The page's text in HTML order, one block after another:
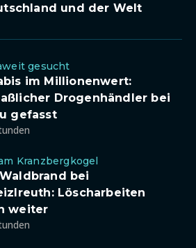
und der Welt
gesucht
im Millionenwert:
Drogenhändler bei
gefasst
Kranzbergkogel
bei
Löscharbeiten
weiter